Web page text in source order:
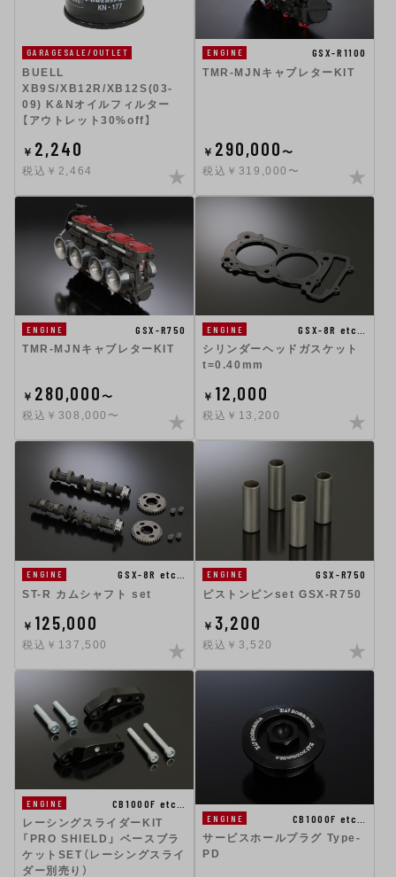
GARAGESALE/OUTLET
BUELL
XB9S/XB12R/XB12S(03-
09) K&Nオイルフィルター
【アウトレット30%off】
￥ 2,240
税込￥2,464
ENGINE
GSX-R1100
TMR-MJNキャブレターKIT
￥ 290,000〜
税込￥319,000〜
ENGINE
GSX-R750
TMR-MJNキャブレターKIT
￥ 280,000〜
税込￥308,000〜
ENGINE
GSX-8R etc…
シリンダーヘッドガスケット
t=0.40mm
￥ 12,000
税込￥13,200
ENGINE
GSX-8R etc…
ST-R カムシャフト set
￥ 125,000
税込￥137,500
ENGINE
GSX-R750
ピストンピンset GSX-R750
￥ 3,200
税込￥3,520
ENGINE
CB1000F etc…
レーシングスライダーKIT
「PRO SHIELD」 ベースブラ
ケットSET（レーシングスライ
ダー別売り）
ENGINE
CB1000F etc…
サービスホールプラグ Type-
PD